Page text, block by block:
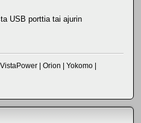
USB porttia tai ajurin
| Orion | Yokomo |